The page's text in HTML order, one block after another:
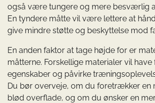
også være tungere og mere besværlig
En tyndere måtte vil være lettere at
give mindre støtte og beskyttelse mod
En anden faktor at tage højde for er
måtterne. Forskellige materialer vil have
egenskaber og påvirke
Du bør overveje, om du foretrækker en
blød overflade, og om du ønsker en